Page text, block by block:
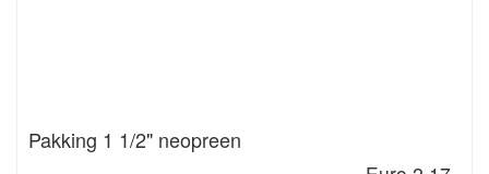
Pakking 1 1/2" neopreen